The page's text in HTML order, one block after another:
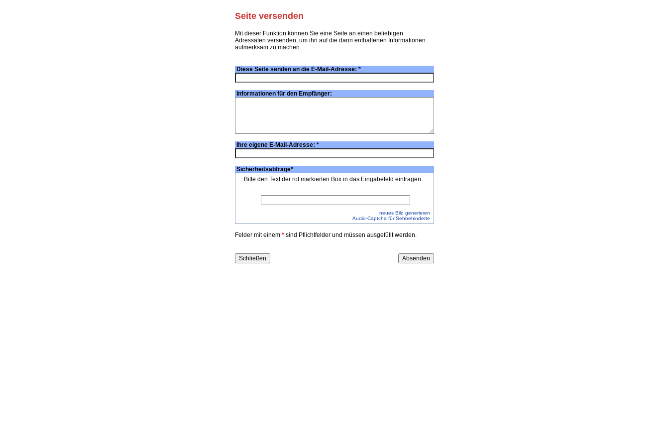
Seite versenden
Mit dieser Funktion können Sie eine Seite an einen beliebigen
Adressaten versenden, um ihn auf die darin enthaltenen Informationen
aufmerksam zu machen.
Diese Seite senden an die E-Mail-Adresse: *
Informationen für den Empfänger:
Ihre eigene E-Mail-Adresse: *
Sicherheitsabfrage*
Bitte den Text der rot markierten Box in das Eingabefeld eintragen:
neues Bild generieren
Audio-Captcha für Sehbehinderte
Felder mit einem * sind Pflichtfelder und müssen ausgefüllt werden.